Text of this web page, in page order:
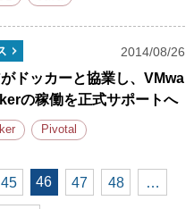
2014/08/26
ドッカーと協業し、VMwa
の稼働を正式サポートへ
Pivotal
45 46 47 48 …